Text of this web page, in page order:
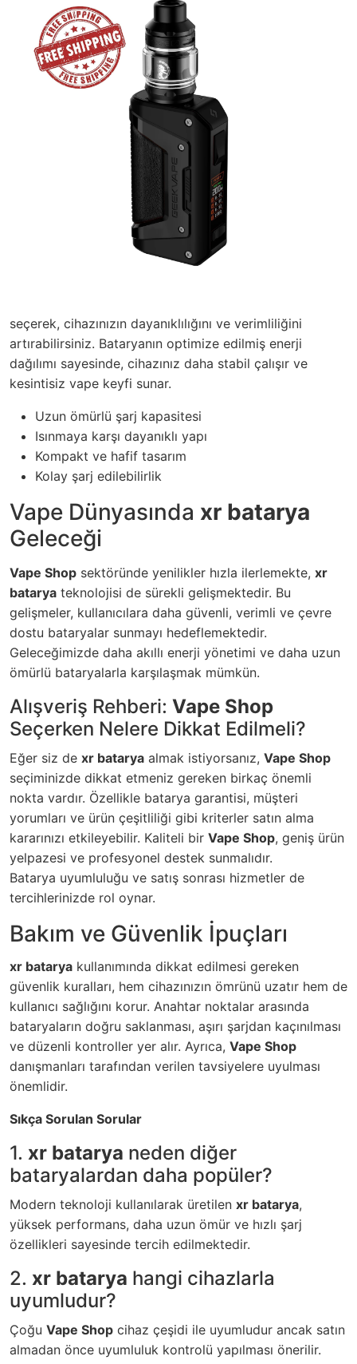
seçerek, cihazınızın dayanıklılığını ve verimliliğini
artırabilirsiniz. Bataryanın optimize edilmiş enerji
dağılımı sayesinde, cihazınız daha stabil çalışır ve
kesintisiz vape keyfi sunar.
Uzun ömürlü şarj kapasitesi
Isınmaya karşı dayanıklı yapı
Kompakt ve hafif tasarım
Kolay şarj edilebilirlik
Vape Dünyasında xr batarya
Geleceği
Vape Shop sektöründe yenilikler hızla ilerlemekte, xr
batarya teknolojisi de sürekli gelişmektedir. Bu
gelişmeler, kullanıcılara daha güvenli, verimli ve çevre
dostu bataryalar sunmayı hedeflemektedir.
Geleceğimizde daha akıllı enerji yönetimi ve daha uzun
ömürlü bataryalarla karşılaşmak mümkün.
Alışveriş Rehberi: Vape Shop
Seçerken Nelere Dikkat Edilmeli?
Eğer siz de xr batarya almak istiyorsanız, Vape Shop
seçiminizde dikkat etmeniz gereken birkaç önemli
nokta vardır. Özellikle batarya garantisi, müşteri
yorumları ve ürün çeşitliliği gibi kriterler satın alma
kararınızı etkileyebilir. Kaliteli bir Vape Shop, geniş ürün
yelpazesi ve profesyonel destek sunmalıdır.
Batarya uyumluluğu ve satış sonrası hizmetler de
tercihlerinizde rol oynar.
Bakım ve Güvenlik İpuçları
xr batarya kullanımında dikkat edilmesi gereken
güvenlik kuralları, hem cihazınızın ömrünü uzatır hem de
kullanıcı sağlığını korur. Anahtar noktalar arasında
bataryaların doğru saklanması, aşırı şarjdan kaçınılması
ve düzenli kontroller yer alır. Ayrıca, Vape Shop
danışmanları tarafından verilen tavsiyelere uyulması
önemlidir.
Sıkça Sorulan Sorular
1. xr batarya neden diğer
bataryalardan daha popüler?
Modern teknoloji kullanılarak üretilen xr batarya,
yüksek performans, daha uzun ömür ve hızlı şarj
özellikleri sayesinde tercih edilmektedir.
2. xr batarya hangi cihazlarla
uyumludur?
Çoğu Vape Shop cihaz çeşidi ile uyumludur ancak satın
almadan önce uyumluluk kontrolü yapılması önerilir.